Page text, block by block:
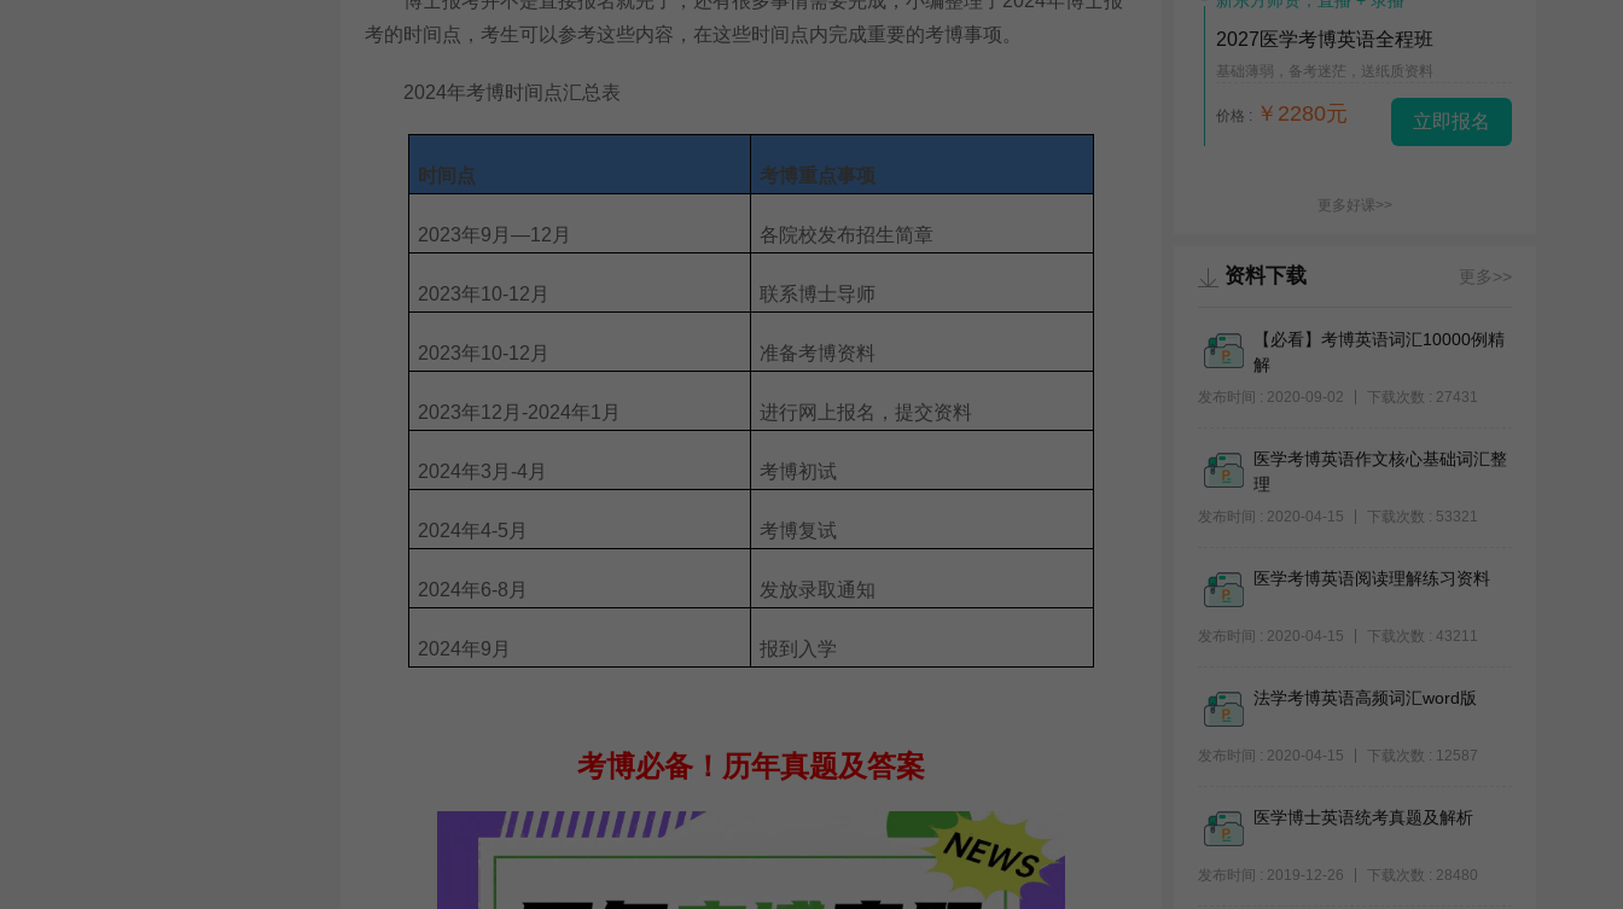
考的时间点，考生可以参考这些内容，在这些时间点内完成重要的考博事项。
2024年考博时间点汇总表
时间点 考博重点事项
2023年9月—12月 各院校发布招生简章
2023年10-12月 联系博士导师
2023年10-12月 准备考博资料
2023年12月-2024年1月 进行网上报名，提交资料
2024年3月-4月 考博初试
2024年4-5月 考博复试
2024年6-8月 发放录取通知
2024年9月 报到入学
考博必备！ 历年真题及答案
2027医学考博英语全程班
基础薄弱，备考迷茫，送纸质资料
价格 : ￥2280元 立即报名
更多好课>>
资料下载 更多>>
【必看】考博英语词汇10000例精
解
发布时间 : 2020-09-02 下载次数 : 27431
医学考博英语作文核心基础词汇整
理
发布时间 : 2020-04-15 下载次数 : 53321
医学考博英语阅读理解练习资料
发布时间 : 2020-04-15 下载次数 : 43211
法学考博英语高频词汇word版
发布时间 : 2020-04-15 下载次数 : 12587
医学博士英语统考真题及解析
发布时间 : 2019-12-26 下载次数 : 28480